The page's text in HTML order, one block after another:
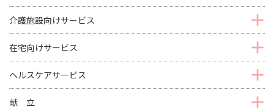
介護施設向けサービス
在宅向けサービス
ヘルスケアサービス
献 立